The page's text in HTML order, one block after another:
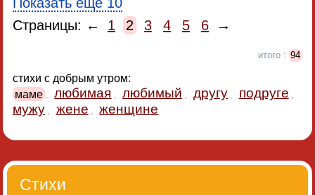
Страницы: ←
1 2 3 4 5 6 →
итого : 94
стихи с добрым утром:
маме , любимая , любимый , другу , подруге ,
мужу , жене , женщине
Стихи